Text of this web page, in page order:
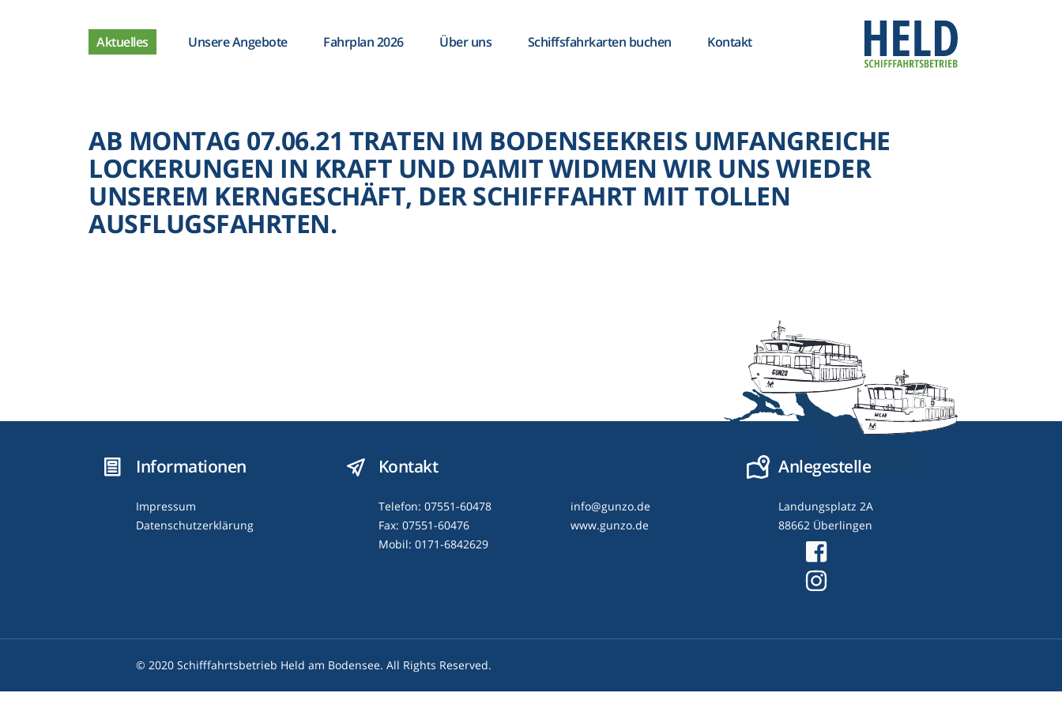
Aktuelles Unsere Angebote Fahrplan 2026 Über uns Schiffsfahrkarten buchen Kontakt
AB MONTAG 07.06.21 TRATEN IM BODENSEEKREIS UMFANGREICHE
LOCKERUNGEN IN KRAFT UND DAMIT WIDMEN WIR UNS WIEDER
UNSEREM KERNGESCHÄFT, DER SCHIFFFAHRT MIT TOLLEN
AUSFLUGSFAHRTEN.
Informationen
Impressum
Datenschutzerklärung
Kontakt
Telefon: 07551-60478
Fax: 07551-60476
Mobil: 0171-6842629
info@gunzo.de
www.gunzo.de
Anlegestelle
Landungsplatz 2A
88662 Überlingen
© 2020 Schifffahrtsbetrieb Held am Bodensee. All Rights Reserved.